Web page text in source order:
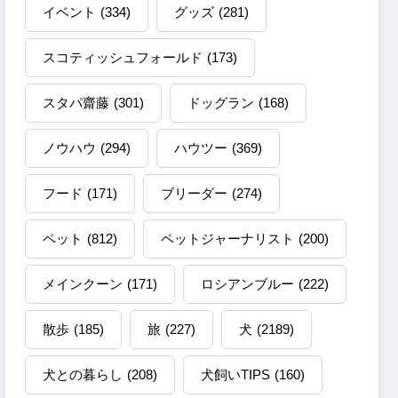
イベント (334) グッズ (281)
スコティッシュフォールド (173)
スタパ齋藤 (301) ドッグラン (168)
ノウハウ (294) ハウツー (369)
フード (171) ブリーダー (274)
ペット (812) ペットジャーナリスト (200)
メインクーン (171) ロシアンブルー (222)
散歩 (185) 旅 (227) 犬 (2189)
犬との暮らし (208) 犬飼いTIPS (160)